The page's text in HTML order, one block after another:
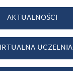
AKTUALNOŚCI
UCZELNIA